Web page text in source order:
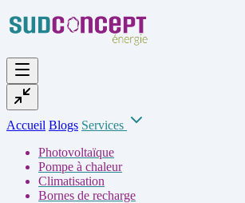
Accueil Blogs Services
Photovoltaïque
Pompe à chaleur
Climatisation
Bornes de recharge